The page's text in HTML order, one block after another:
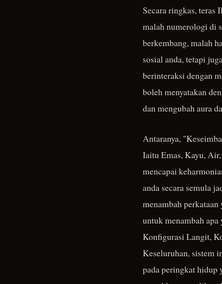
Secara ringkas, teras
malah numerologi di
berkembang, malah
sosial anda, tetapi
berinteraksi dengan
boleh menyatakan
dan mengubah aura
Antaranya,
Iaitu Emas, Kayu,
mencapai
anda secara semula
menambah
untuk menambah
Konfigurasi Langit,
Keseluruhan, sistem
pada peringkat hidup